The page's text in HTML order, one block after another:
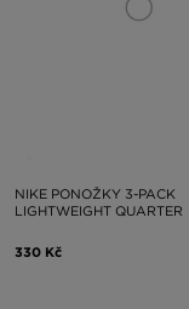
NIKE PONOŽKY 3-PACK
LIGHTWEIGHT QUARTER
330 Kč